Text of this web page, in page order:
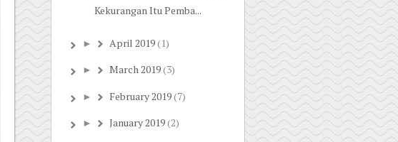
Kekurangan Itu Pemba...
► April 2019(1)
► March 2019(3)
► February 2019(7)
► January 2019(2)